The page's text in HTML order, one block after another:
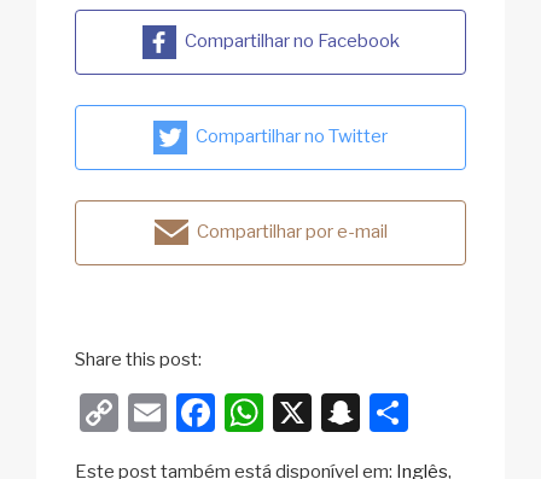
Compartilhar no Facebook
Compartilhar no Twitter
Compartilhar por e-mail
Share this post:
C
E
F
W X
S
Este post também está disponível em: Inglês